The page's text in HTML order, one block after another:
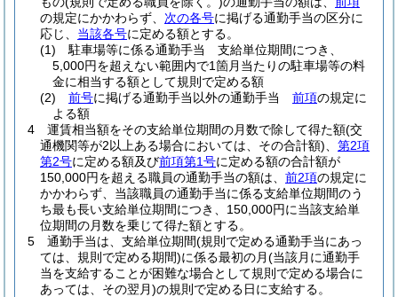
の規定にかかわらず、 次の各号に掲げる通勤手当の区分に
応じ、 当該各号に定める額とする。
(1)
駐車場等に係る通勤手当 支給単位期間につき、
5,000円を超えない範囲内で1箇月当たりの駐車場等の料
金に相当する額として規則で定める額
(2)
前号に掲げる通勤手当以外の通勤手当 前項の規定に
よる額
4
運賃相当額をその支給単位期間の月数で除して得た額(交
通機関等が2以上ある場合においては、その合計額)
第2項
第2号に定める額及び前項第1号に定める額の合計額が
150,000円を超える職員の通勤手当の額は、 前2項の規定に
かかわらず、当該職員の通勤手当に係る支給単位期間のう
ち最も長い支給単位期間につき、150,000円に当該支給単
位期間の月数を乗じて得た額とする。
5
通勤手当は、支給単位期間(規則で定める通勤手当にあっ
ては、規則で定める期間)に係る最初の月(当該月に通勤手
当を支給することが困難な場合として規則で定める場合に
あっては、その翌月)の規則で定める日に支給する。